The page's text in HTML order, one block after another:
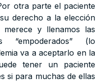
otra parte el paciente
derecho a la elección
y llenamos las
“empoderados” (lo
va a aceptarlo en la
tener un paciente
si para muchas de ellas